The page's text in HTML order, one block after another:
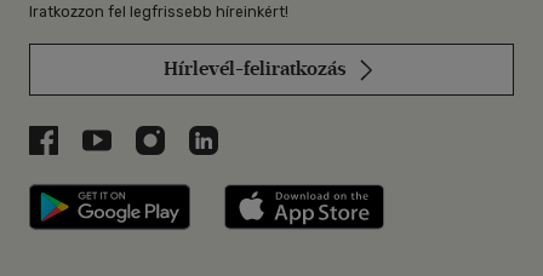
Iratkozzon fel legfrissebb híreinkért!
Hírlevél-feliratkozás
Libri a Facebookon
Libri a Youtube-on
Libri az Instagramon
Libri a LinkedInen
Libri applikáció Szerezd meg: Google